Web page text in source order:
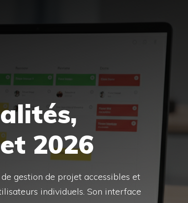
2026
gestion de projet accessibles et
individuels. Son interface